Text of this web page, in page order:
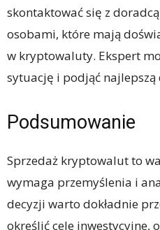
skontaktować się z
osobami, które mają
w kryptowaluty. Ekspert
sytuację i podjąć najlepszą
Podsumowanie
Sprzedaż kryptowalut to
wymaga przemyślenia i
decyzji warto dokładnie
określić cele inwestycyjne,